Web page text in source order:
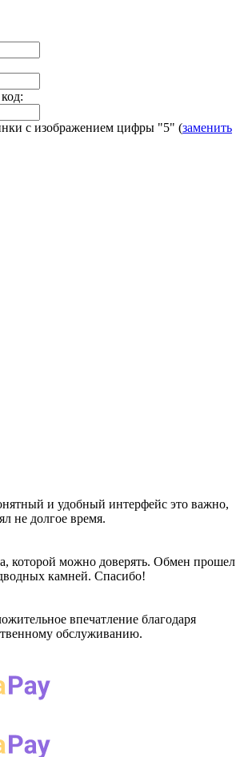
с изображением цифры "5" (заменить
и удобный интерфейс это важно,
не долгое время.
которой можно доверять. Обмен прошел
камней. Спасибо!
впечатление благодаря
обслуживанию.